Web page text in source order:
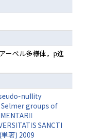
ーベル多様体，p進
nullity
groups of
SANCTI
著) 2009